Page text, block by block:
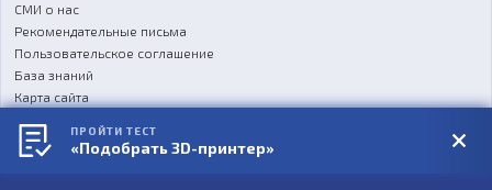
СМИ о нас
Рекомендательные письма
Пользовательское соглашение
База знаний
Карта сайта
Согласие на обработку персональных данных
ПРОЙТИ ТЕСТ
«Подобрать 3D-принтер»